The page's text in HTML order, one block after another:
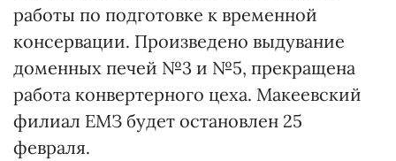
работы по подготовке к временной
консервации. Произведено выдувание
доменных печей №3 и №5, прекращена
работа конвертерного цеха. Макеевский
филиал ЕМЗ будет остановлен 25
февраля.